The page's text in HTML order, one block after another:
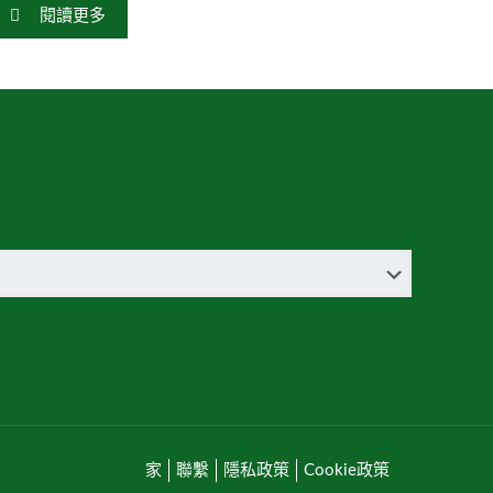
閱讀更多
家 聯繫 隱私政策 Cookie政策